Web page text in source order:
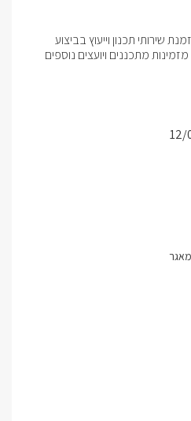
שירותי תכנון וייעוץ בביצוע
מתכננים ויועצים נוספים
12/